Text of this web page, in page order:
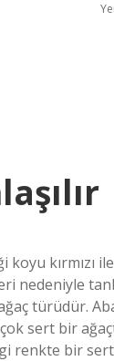
kırmızı
nedeniyle
türüdür.
sert bir
bir sert